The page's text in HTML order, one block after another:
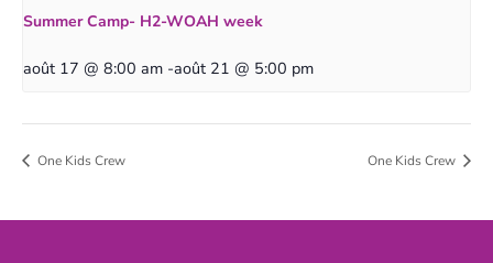
Summer Camp- H2-WOAH week
août 17 @ 8:00 am -août 21 @ 5:00 pm
One Kids Crew One Kids Crew